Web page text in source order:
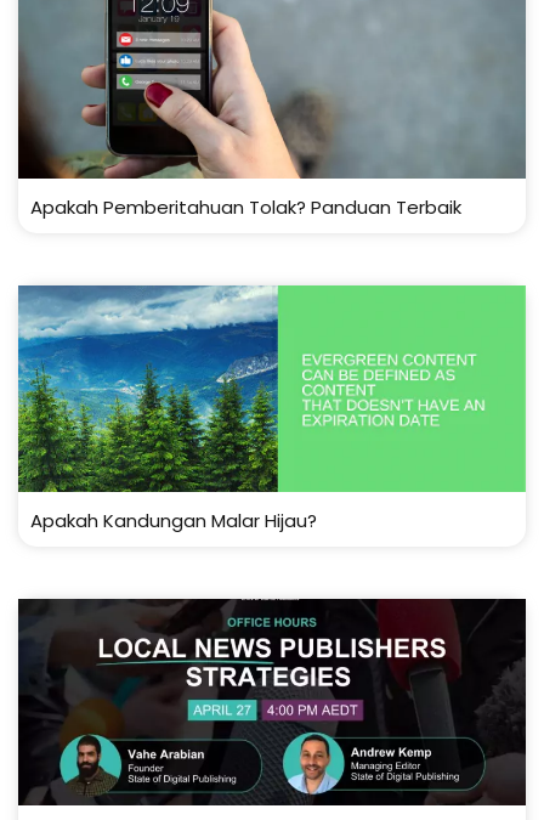
Apakah Pemberitahuan Tolak? Panduan Terbaik
Apakah Kandungan Malar Hijau?